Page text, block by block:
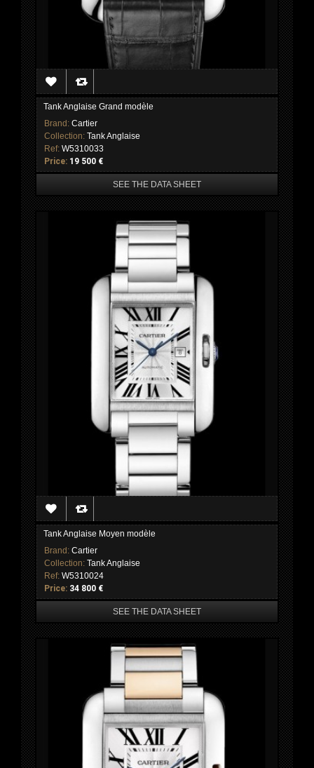
Tank Anglaise Grand modèle
Brand: Cartier
Collection: Tank Anglaise
Ref: W5310033
Price: 19 500 €
SEE THE DATA SHEET
Tank Anglaise Moyen modèle
Brand: Cartier
Collection: Tank Anglaise
Ref: W5310024
Price: 34 800 €
SEE THE DATA SHEET